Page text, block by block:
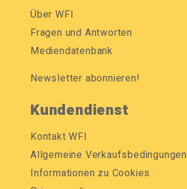
Über WFI
Fragen und Antworten
Mediendatenbank
Newsletter abonnieren!
Kundendienst
Kontakt WFI
Allgemeine Verkaufsbedingungen
Informationen zu Cookies